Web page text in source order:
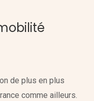
de plus en plus
comme ailleurs.